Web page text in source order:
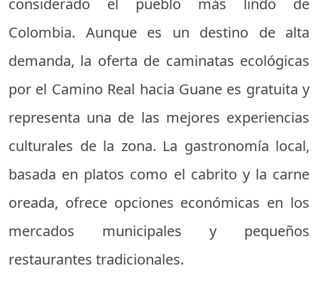
considerado el pueblo más lindo de
Colombia. Aunque es un destino de alta
demanda, la oferta de caminatas ecológicas
por el Camino Real hacia Guane es gratuita y
representa una de las mejores experiencias
culturales de la zona. La gastronomía local,
basada en platos como el cabrito y la carne
oreada, ofrece opciones económicas en los
mercados municipales y pequeños
restaurantes tradicionales.